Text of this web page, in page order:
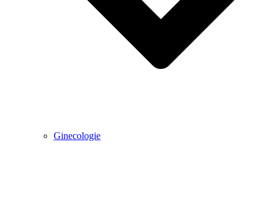
Ginecologie